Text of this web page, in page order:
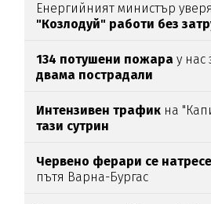
Енергийният министър
"Козлодуй" работи без
134 потушени пожара у
двама пострадали
Интензивен трафик на
тази сутрин
Червено ферари се натресе
пътя Варна-Бургас